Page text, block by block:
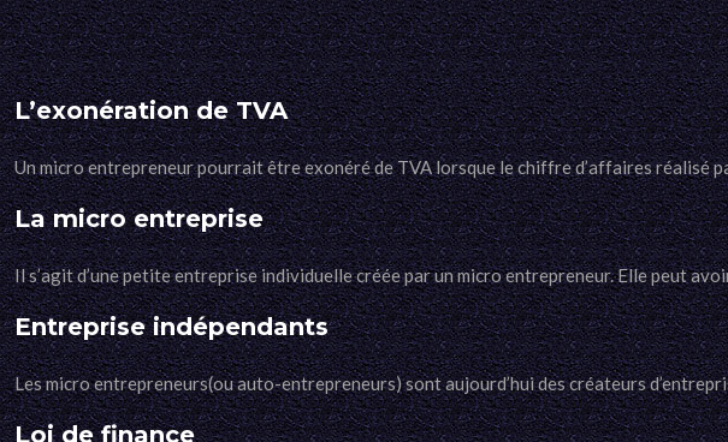
L’exonération de TVA
Un micro entrepreneur pourrait être exonéré de TVA lorsque le chiffre d’affaires réalisé
La micro entreprise
Il s’agit d’une petite entreprise individuelle créée par un micro entrepreneur. Elle peut
Entreprise indépendants
Les micro entrepreneurs(ou auto-entrepreneurs) sont aujourd’hui des créateurs
Loi de finance